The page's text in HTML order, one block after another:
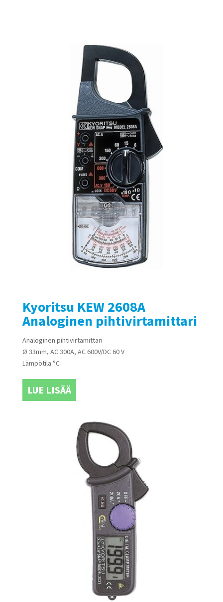
Kyoritsu KEW 2608A
Analoginen pihtivirtamittari
Analoginen pihtivirtamittari
Ø 33mm, AC 300A, AC 600V/DC 60 V
Lämpötila °C
LUE LISÄÄ